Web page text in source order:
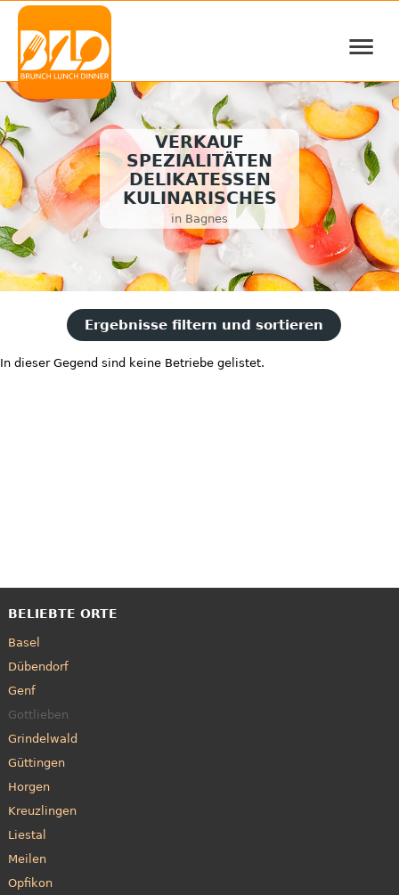
≡
VERKAUF
SPEZIALITÄTEN
DELIKATESSEN
KULINARISCHES
in Bagnes
Ergebnisse filtern und sortieren
In dieser Gegend sind keine Betriebe gelistet.
BELIEBTE ORTE
Basel
Dübendorf
Genf
Gottlieben
Grindelwald
Güttingen
Horgen
Kreuzlingen
Liestal
Meilen
Opfikon